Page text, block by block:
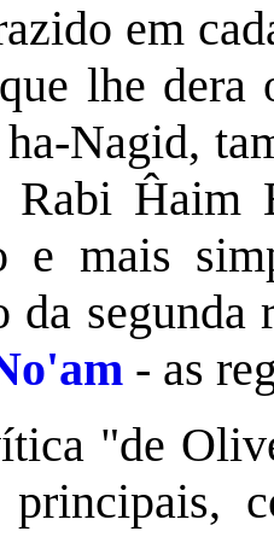
em
lhe
Nagid,
Rabi Ĥaim
e mais
da
- as
"de